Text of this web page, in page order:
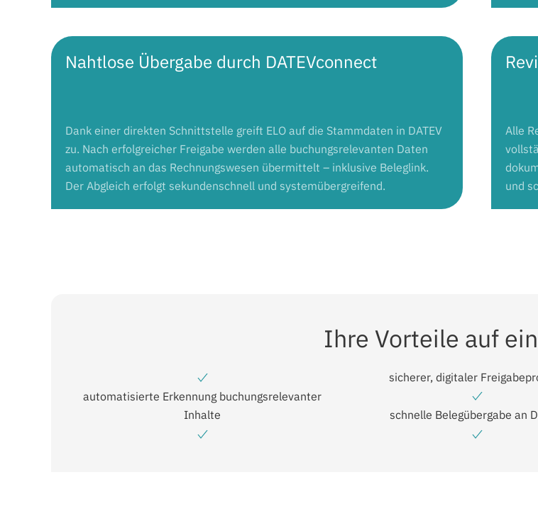
Nahtlose Übergabe durch DATEVconnect
Dank einer direkten Schnittstelle greift ELO auf die Stammdaten in DATEV
zu. Nach erfolgreicher Freigabe werden alle buchungsrelevanten Daten
automatisch an das Rechnungswesen übermittelt – inklusive Beleglink.
Der Abgleich erfolgt sekundenschnell und systemübergreifend.
Alle
und
Ihre Vorteile auf
automatisierte Erkennung buchungsrelevanter
Inhalte
sicherer, digitaler
schnelle Belegübergabe an